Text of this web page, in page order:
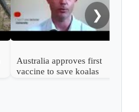
Australia approves first
vaccine to save koalas
❯